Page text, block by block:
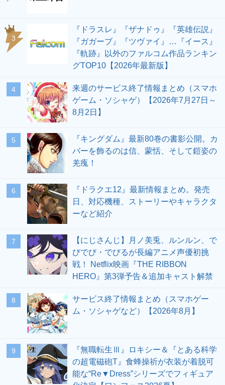
3
『ドラスレ』『ザナドゥ』『英雄伝説』
『ガガーブ』『ツヴァイ』…『イース』
『軌跡』以外のファルコム作品ランキン
グTOP10【2026年最新版】
4
来週のサービス終了情報まとめ（スマホ
ゲーム・ソシャゲ）【2026年7月27日～
8月2日】
5
『キングダム』最新80巻の書影公開。カ
バーを飾るのは信、蒙恬、そして鎧姿の
羌瘣！
6
『ドラクエ12』最新情報まとめ。発売
日、対応機種、ストーリーやキャラクタ
ーなど紹介
7
【にじさんじ】月ノ美兎、ルンルン、で
びでび・でびるが長編アニメ声優初挑
戦！ Netflix映画『THE RIBBON
HERO』第3弾予告＆追加キャスト解禁
8
サービス終了情報まとめ（スマホゲー
ム・ソシャゲなど）【2026年8月】
9
『無職転生Ⅲ』ロキシー＆『とある科学
の超電磁砲T』食蜂操祈が衣装が着脱可
能な“Re▼Dress”シリーズでフィギュア